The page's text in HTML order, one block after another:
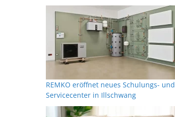
REMKO eröffnet neues Schulungs- und
Servicecenter in Illschwang